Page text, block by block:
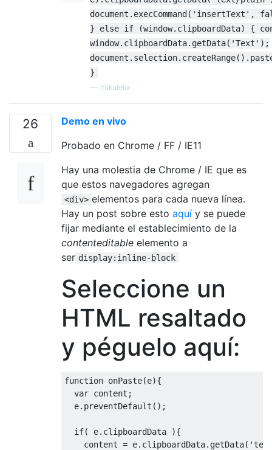
document.execCommand('insertText',
} else if (window.clipboardData) {
window.clipboardData.getData('Text');
}
— Yukulelix
26
Demo en vivo
Probado en Chrome / FF / IE11
Hay una molestia de Chrome / IE que es
que estos navegadores agregan
<div> elementos para cada nueva línea.
Hay un post sobre esto aquí y se puede
fijar mediante el establecimiento de la
contenteditable elemento a
ser display:inline-block
Seleccione un
HTML resaltado
y péguelo aquí:
function onPaste(e){
var content ;
  e
. preventDefault ();
if( e. clipboardData
){
    content
= e. clipboardData. getData(